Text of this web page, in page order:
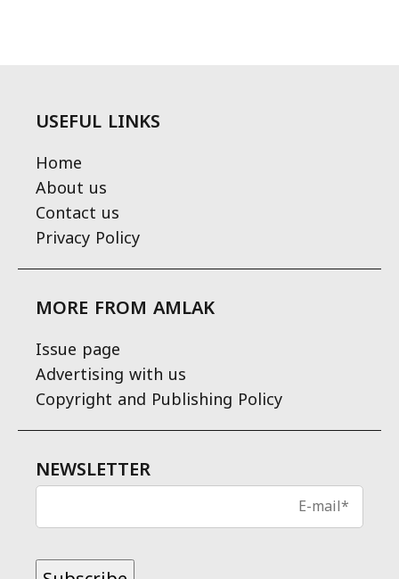
USEFUL LINKS
Home
About us
Contact us
Privacy Policy
MORE FROM AMLAK
Issue page
Advertising with us
Copyright and Publishing Policy
NEWSLETTER